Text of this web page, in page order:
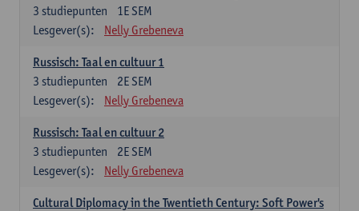
1E SEM
3 studiepunten
Lesgever(s):
Nelly Grebeneva
Russisch: Taal en cultuur 1
2E SEM
3 studiepunten
Lesgever(s):
Nelly Grebeneva
Russisch: Taal en cultuur 2
2E SEM
3 studiepunten
Lesgever(s):
Nelly Grebeneva
Cultural Diplomacy in the Twentieth Century: Soft Power's